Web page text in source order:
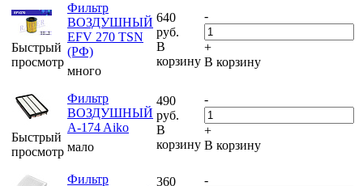
Быстрый
просмотр
Фильтр
ВОЗДУШНЫЙ
EFV 270 TSN
(РФ)
много
640
руб.
В
корзину
-
+
В корзину
Быстрый
просмотр
Фильтр
ВОЗДУШНЫЙ
A-174 Aiko
мало
490
руб.
В
корзину
-
+
В корзину
Фильтр
360
-